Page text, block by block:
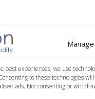
best experiences, we use
to these technologies
ads. Not consenting or
disponível; NÃO =
NÃO = serviço de
= serviço de
pessoais